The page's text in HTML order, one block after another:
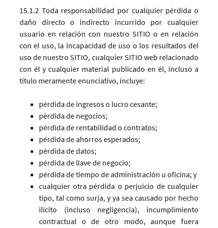
15.1.2 Toda responsabilidad por cualquier pérdida o
daño directo o indirecto incurrido por cualquier
usuario en relación con nuestro SITIO o en relación
con el uso, la incapacidad de uso o los resultados del
uso de nuestro SITIO, cualquier SITIO web relacionado
con él y cualquier material publicado en él, incluso a
título meramente enunciativo, incluye:
pérdida de ingresos o lucro cesante;
pérdida de negocios;
pérdida de rentabilidad o contratos;
pérdida de ahorros esperados;
pérdida de datos;
pérdida de llave de negocio;
pérdida de tiempo de administración u oficina; y
cualquier otra pérdida o perjuicio de cualquier
tipo, tal como surja, y ya sea causado por hecho
ilícito (incluso negligencia), incumplimiento
contractual o de otro modo, aunque fuera